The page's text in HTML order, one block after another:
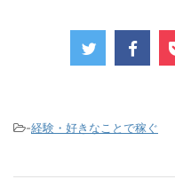
-経験・好きなことで稼ぐ